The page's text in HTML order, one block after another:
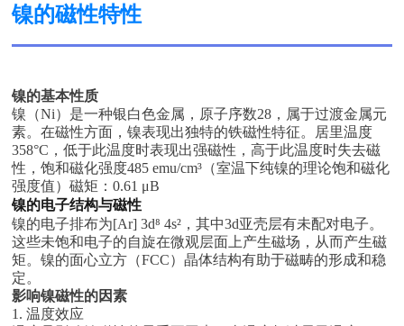
镍的磁性特性
镍的基本性质
镍（Ni）是一种银白色金属，原子序数28，属于过渡金属元
素。在磁性方面，镍表现出独特的铁磁性特征。居里温度
358°C，低于此温度时表现出强磁性，高于此温度时失去磁
性，饱和磁化强度485 emu/cm³（室温下纯镍的理论饱和磁化
强度值）磁矩：0.61 μB
镍的电子结构与磁性
镍的电子排布为[Ar] 3d⁸ 4s²，其中3d亚壳层有未配对电子。
这些未饱和电子的自旋在微观层面上产生磁场，从而产生磁
矩。镍的面心立方（FCC）晶体结构有助于磁畴的形成和稳
定。
影响镍磁性的因素
1. 温度效应